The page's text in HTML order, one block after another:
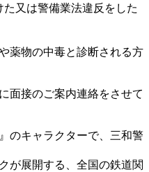
た又は警備業法違反をした
薬物の中毒と診断される方
面接のご案内連絡をさせて
のキャラクターで、三和警
が展開する、全国の鉄道関